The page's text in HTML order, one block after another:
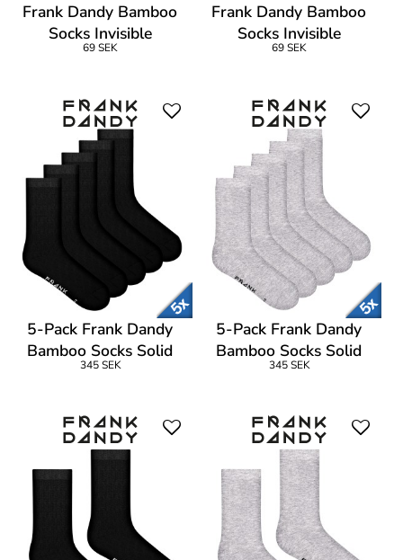
Frank Dandy Bamboo
Socks Invisible
69 SEK
Frank Dandy Bamboo
Socks Invisible
69 SEK
5-Pack Frank Dandy
Bamboo Socks Solid
345 SEK
5-Pack Frank Dandy
Bamboo Socks Solid
345 SEK